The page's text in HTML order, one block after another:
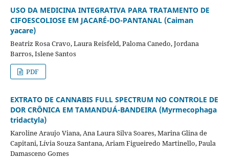
USO DA MEDICINA INTEGRATIVA PARA TRATAMENTO DE
CIFOESCOLIOSE EM JACARÉ-DO-PANTANAL (Caiman
yacare)
Beatriz Rosa Cravo, Laura Reisfeld, Paloma Canedo, Jordana
Barros, Islene Santos
PDF
EXTRATO DE CANNABIS FULL SPECTRUM NO CONTROLE DE
DOR CRÔNICA EM TAMANDUÁ-BANDEIRA (Myrmecophaga
tridactyla)
Karoline Araujo Viana, Ana Laura Silva Soares, Marina Glina de
Capitani, Lívia Souza Santana, Ariam Figueiredo Martinello, Paula
Damasceno Gomes